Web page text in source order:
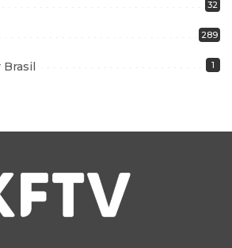
32
289
Brasil 1